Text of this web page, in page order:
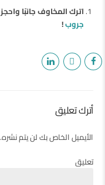
اترك المخاوف جانبًا
جروب!
أترك تعليق
الأيميل الخاص بك لن يتم
تعليق